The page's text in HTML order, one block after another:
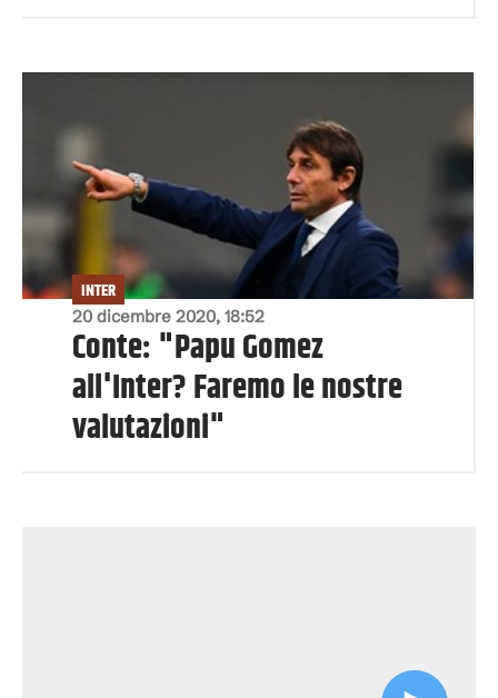
20 dicembre 2020, 18:52
INTER
Conte: "Papu Gomez
all'Inter? Faremo le nostre
valutazioni"